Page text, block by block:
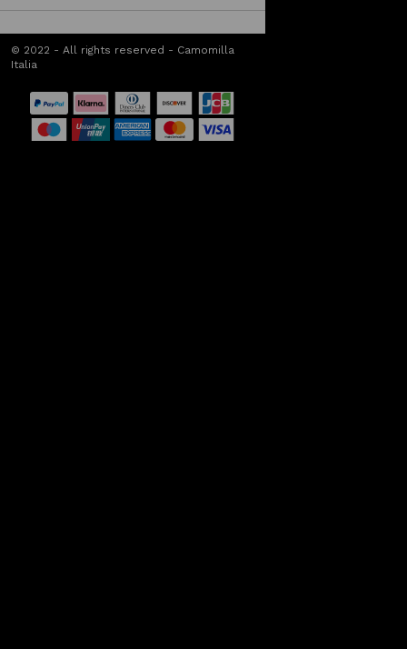
© 2022 - All rights reserved - Camomilla
Italia